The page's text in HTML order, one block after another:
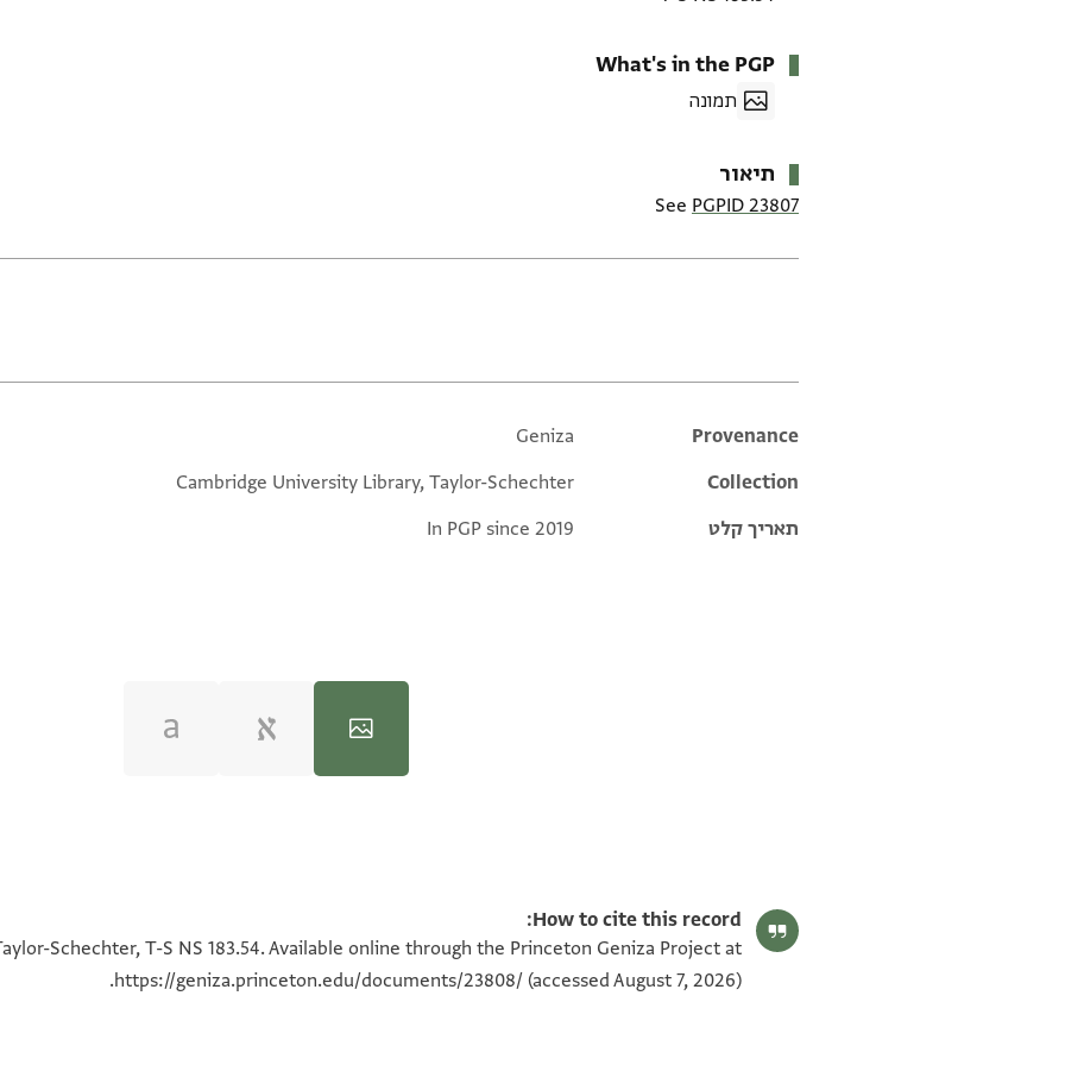
What's in the PGP
תמונה
תיאור
See PGPID 23807
Additional metadata
Provenance
Geniza
Collection
Cambridge University Library, Taylor-Schechter
תאריך קלט
In PGP since 2019
100%
100%
How to cite this record:
Schechter, T-S NS 183.54. Available online through the Princeton Geniza Project at
https://geniza.princeton.edu/documents/23808/ (accessed August 7, 2026).